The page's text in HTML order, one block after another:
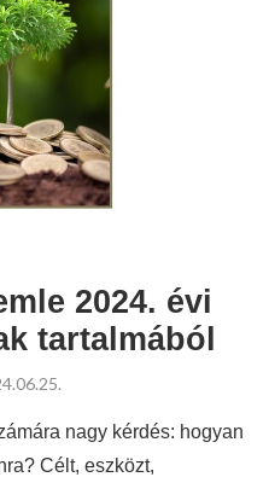
2024. évi
tartalmából
nagy kérdés: hogyan
Célt, eszközt,